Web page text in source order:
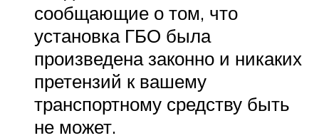
сообщающие о том, что
установка ГБО была
произведена законно и никаких
претензий к вашему
транспортному средству быть
не может.